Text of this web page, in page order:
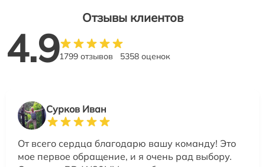
Отзывы клиентов
4.91799 отзывов 5358 оценок
Сурков Иван
От всего сердца благодарю вашу команду! Это
мое первое обращение, и я очень рад выбору.